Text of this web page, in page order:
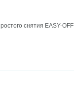
снятия EASY-OFF